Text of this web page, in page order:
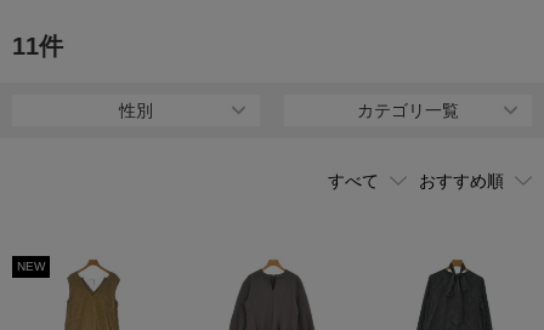
11件
性別 カテゴリ一覧
NEW